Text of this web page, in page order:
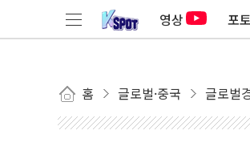
영상 포토
홈 글로벌·중국 글로벌